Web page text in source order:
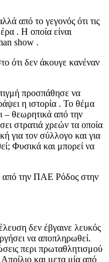
από το γεγονός ότι τις
. Η οποία είναι
show .
ότι δεν άκουγε κανέναν
προσπάθησε να
η ιστορία . Το θέμα
– θεωρητικά από την
στρατιά χρεών τα οποία
για τον σύλλογο και για
Φυσικά και μπορεί να
από την ΠΑΕ Ρόδος στην
δεν έβγαινε λευκός
να αποπληρωθεί.
περι πρωταθλητισμού
και μετα μία από